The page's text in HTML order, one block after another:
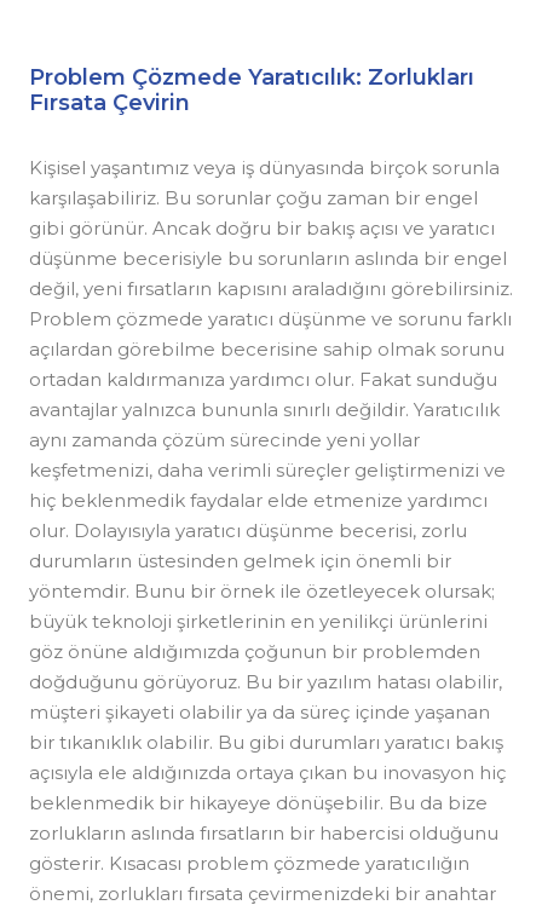
Problem Çözmede Yaratıcılık: Zorlukları
Fırsata Çevirin
Kişisel yaşantımız veya iş dünyasında birçok sorunla
karşılaşabiliriz. Bu sorunlar çoğu zaman bir engel
gibi görünür. Ancak doğru bir bakış açısı ve yaratıcı
düşünme becerisiyle bu sorunların aslında bir engel
değil, yeni fırsatların kapısını araladığını görebilirsiniz.
Problem çözmede yaratıcı düşünme ve sorunu farklı
açılardan görebilme becerisine sahip olmak sorunu
ortadan kaldırmanıza yardımcı olur. Fakat sunduğu
avantajlar yalnızca bununla sınırlı değildir. Yaratıcılık
aynı zamanda çözüm sürecinde yeni yollar
keşfetmenizi, daha verimli süreçler geliştirmenizi ve
hiç beklenmedik faydalar elde etmenize yardımcı
olur. Dolayısıyla yaratıcı düşünme becerisi, zorlu
durumların üstesinden gelmek için önemli bir
yöntemdir. Bunu bir örnek ile özetleyecek olursak;
büyük teknoloji şirketlerinin en yenilikçi ürünlerini
göz önüne aldığımızda çoğunun bir problemden
doğduğunu görüyoruz. Bu bir yazılım hatası olabilir,
müşteri şikayeti olabilir ya da süreç içinde yaşanan
bir tıkanıklık olabilir. Bu gibi durumları yaratıcı bakış
açısıyla ele aldığınızda ortaya çıkan bu inovasyon hiç
beklenmedik bir hikayeye dönüşebilir. Bu da bize
zorlukların aslında fırsatların bir habercisi olduğunu
gösterir. Kısacası problem çözmede yaratıcılığın
önemi, zorlukları fırsata çevirmenizdeki bir anahtar